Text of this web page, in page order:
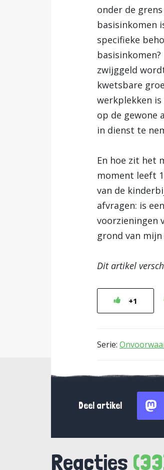
onder de
basisinkomen
specifieke
zwijggeld
kwetsbare
werkplekken
op de gewone
in dienst te
En hoe zit het
moment leeft
van de
afvragen: is
voorzieningen
grond van
Dit artikel
+1
Serie:
Deel artikel
Reacties